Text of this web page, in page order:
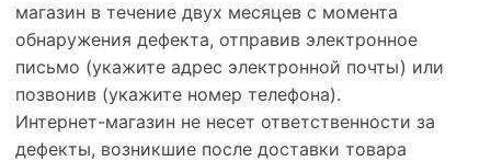
магазин в течение двух месяцев с момента
обнаружения дефекта, отправив электронное
письмо (укажите адрес электронной почты) или
позвонив (укажите номер телефона).
Интернет-магазин не несет ответственности за
дефекты, возникшие после доставки товара